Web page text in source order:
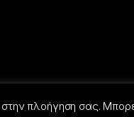
πλοήγηση σας.